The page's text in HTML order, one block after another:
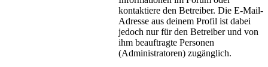
kontaktiere den Betreiber. Die E-Mail-
Adresse aus deinem Profil ist dabei
jedoch nur für den Betreiber und von
ihm beauftragte Personen
(Administratoren) zugänglich.